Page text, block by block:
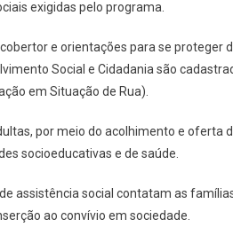
exigidas pelo programa.
e orientações para se proteger
Social e Cidadania são
em Situação de Rua).
por meio do acolhimento e oferta
socioeducativas e de saúde.
assistência social contatam as
ao convívio em sociedade.